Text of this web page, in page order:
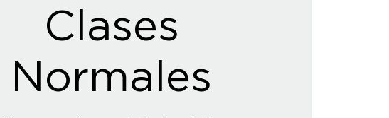
Clases
Normales